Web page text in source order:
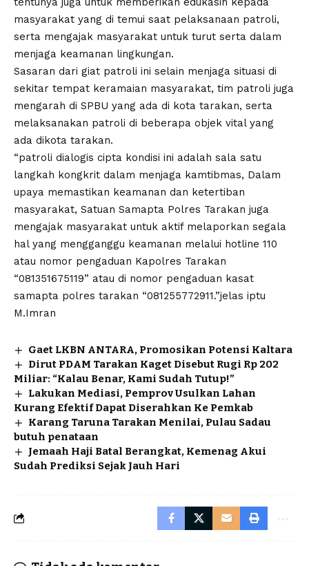
masyarakat yang di temui saat pelaksanaan patroli,
serta mengajak masyarakat untuk turut serta dalam
menjaga keamanan lingkungan.
Sasaran dari giat patroli ini selain menjaga situasi di
sekitar tempat keramaian masyarakat, tim patroli juga
mengarah di SPBU yang ada di kota tarakan, serta
melaksanakan patroli di beberapa objek vital yang
ada dikota tarakan.
“patroli dialogis cipta kondisi ini adalah sala satu
langkah kongkrit dalam menjaga kamtibmas, Dalam
upaya memastikan keamanan dan ketertiban
masyarakat, Satuan Samapta Polres Tarakan juga
mengajak masyarakat untuk aktif melaporkan segala
hal yang mengganggu keamanan melalui hotline 110
atau nomor pengaduan Kapolres Tarakan
“081351675119” atau di nomor pengaduan kasat
samapta polres tarakan “081255772911.”jelas iptu
M.Imran
Gaet LKBN ANTARA, Promosikan Potensi Kaltara
Dirut PDAM Tarakan Kaget Disebut Rugi Rp 202
Miliar: “Kalau Benar, Kami Sudah Tutup!”
Lakukan Mediasi, Pemprov Usulkan Lahan
Kurang Efektif Dapat Diserahkan Ke Pemkab
Karang Taruna Tarakan Menilai, Pulau Sadau
butuh penataan
Jemaah Haji Batal Berangkat, Kemenag Akui
Sudah Prediksi Sejak Jauh Hari